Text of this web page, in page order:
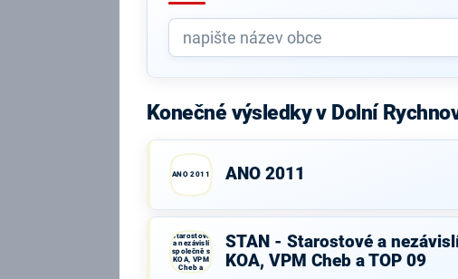
Konečné výsledky v Dolní
ANO 2011 ANO 2011
Starostové
a nezávislí
společně s
KOA, VPM
Cheb a
TOP 09
STAN - Starostové a
KOA, VPM Cheb a TOP 09